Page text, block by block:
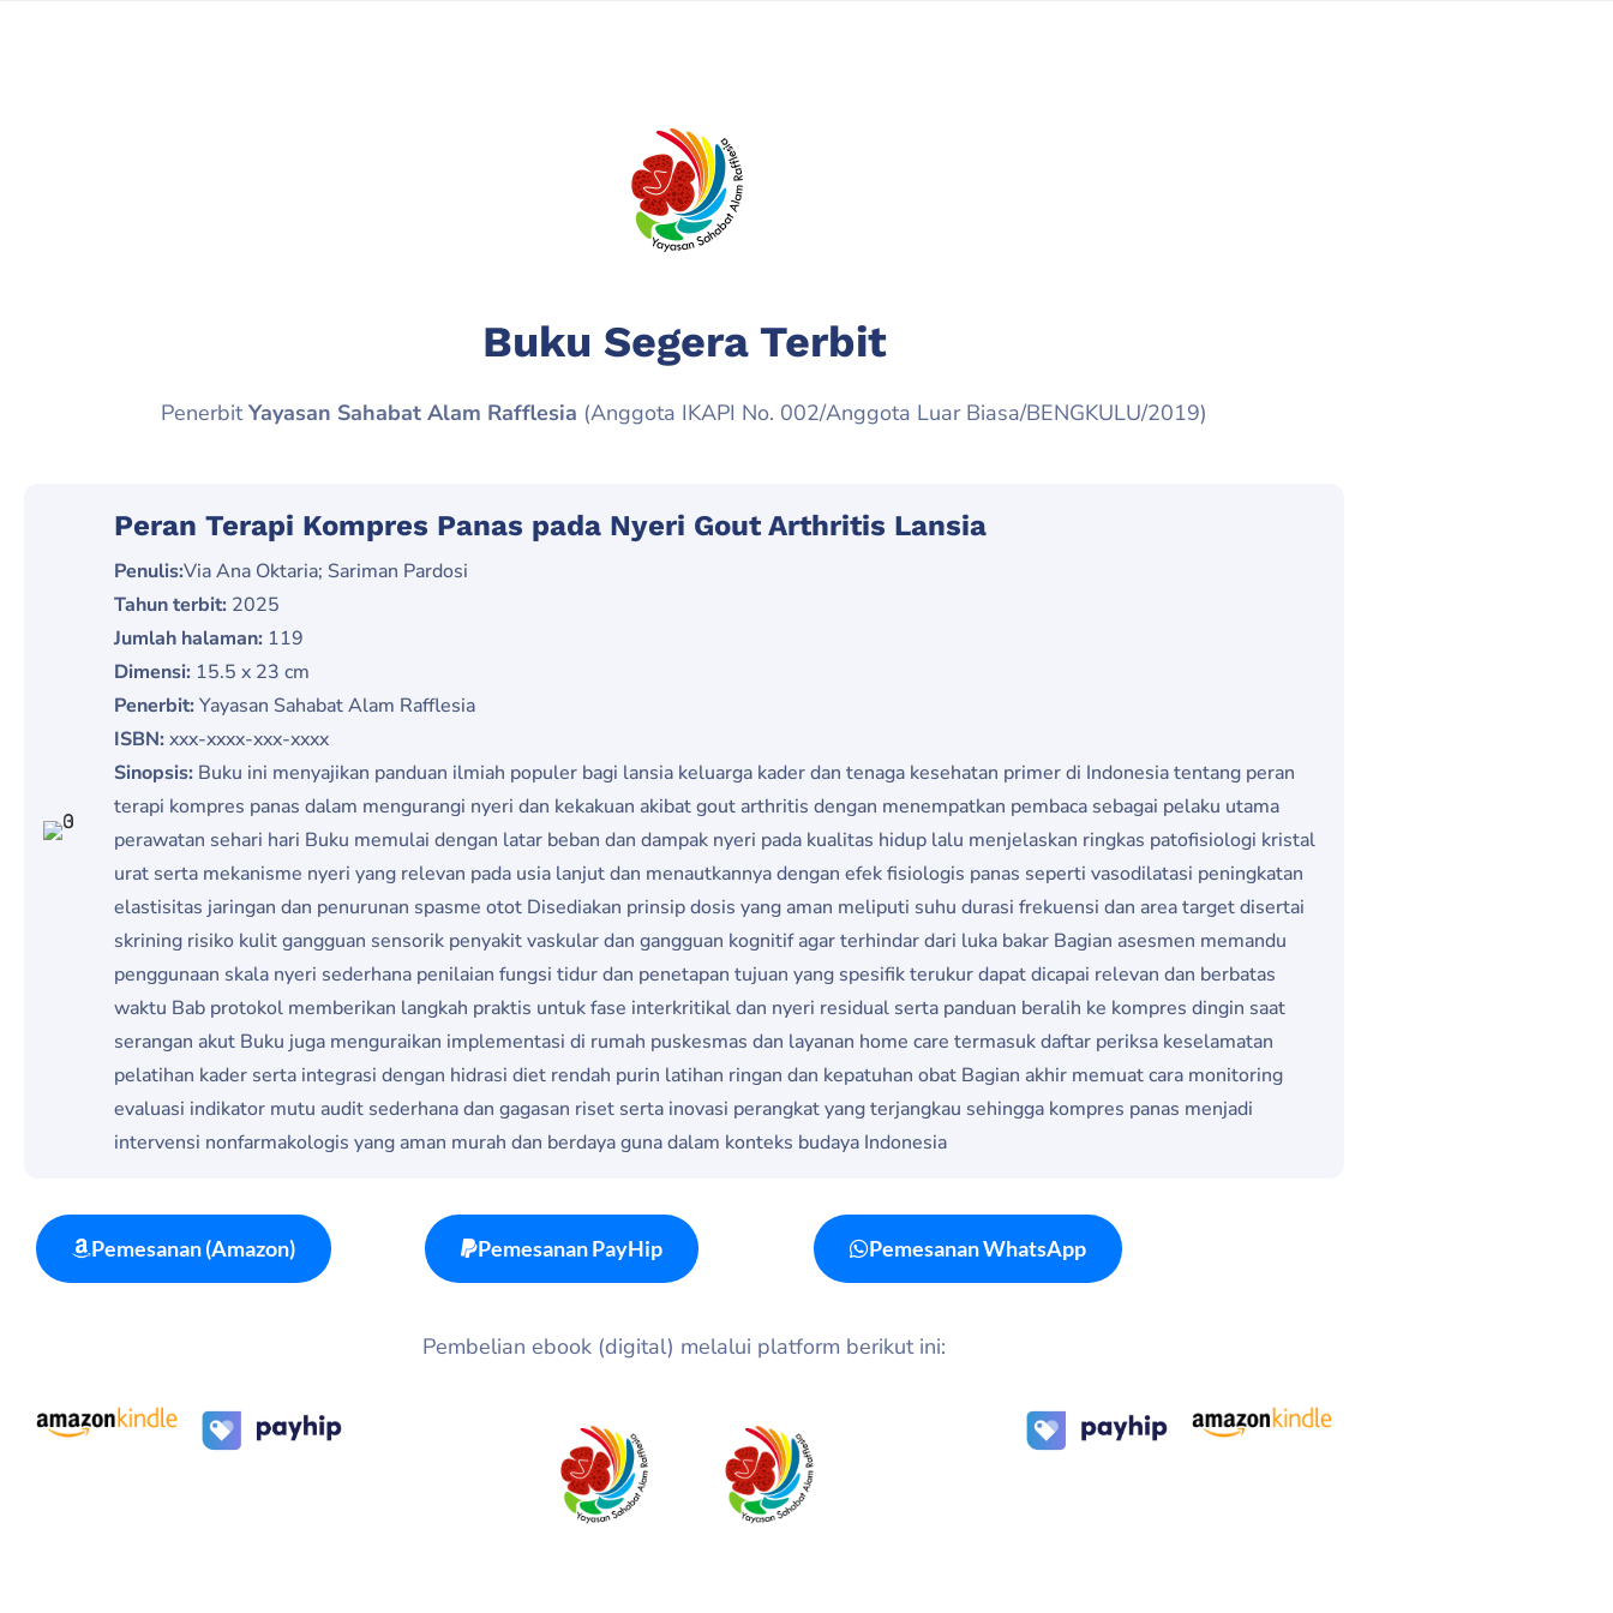
Buku Segera Terbit
PenerbitYayasan Sahabat Alam Rafflesia (Anggota IKAPI No. 002/Anggota Luar Biasa/BENGKULU/2019)
Peran Terapi Kompres Panas pada Nyeri Gout Arthritis Lansia
Penulis:Via Ana Oktaria; Sariman Pardosi
Tahun terbit: 2025
Jumlah halaman: 119
Dimensi: 15.5 x 23 cm
Penerbit:Yayasan Sahabat Alam Rafflesia
ISBN:xxx-xxxx-xxx-xxxx
Sinopsis: Buku ini menyajikan panduan ilmiah populer bagi lansia keluarga kader dan tenaga kesehatan primer di Indonesia tentang peran
terapi kompres panas dalam mengurangi nyeri dan kekakuan akibat gout arthritis dengan menempatkan pembaca sebagai pelaku utama
perawatan sehari hari Buku memulai dengan latar beban dan dampak nyeri pada kualitas hidup lalu menjelaskan ringkas patofisiologi kristal
urat serta mekanisme nyeri yang relevan pada usia lanjut dan menautkannya dengan efek fisiologis panas seperti vasodilatasi peningkatan
elastisitas jaringan dan penurunan spasme otot Disediakan prinsip dosis yang aman meliputi suhu durasi frekuensi dan area target disertai
skrining risiko kulit gangguan sensorik penyakit vaskular dan gangguan kognitif agar terhindar dari luka bakar Bagian asesmen memandu
penggunaan skala nyeri sederhana penilaian fungsi tidur dan penetapan tujuan yang spesifik terukur dapat dicapai relevan dan berbatas
waktu Bab protokol memberikan langkah praktis untuk fase interkritikal dan nyeri residual serta panduan beralih ke kompres dingin saat
serangan akut Buku juga menguraikan implementasi di rumah puskesmas dan layanan home care termasuk daftar periksa keselamatan
pelatihan kader serta integrasi dengan hidrasi diet rendah purin latihan ringan dan kepatuhan obat Bagian akhir memuat cara monitoring
evaluasi indikator mutu audit sederhana dan gagasan riset serta inovasi perangkat yang terjangkau sehingga kompres panas menjadi
intervensi nonfarmakologis yang aman murah dan berdaya guna dalam konteks budaya Indonesia
Pemesanan (Amazon) Pemesanan PayHip Pemesanan WhatsApp
Pembelian ebook (digital) melalui platform berikut ini: